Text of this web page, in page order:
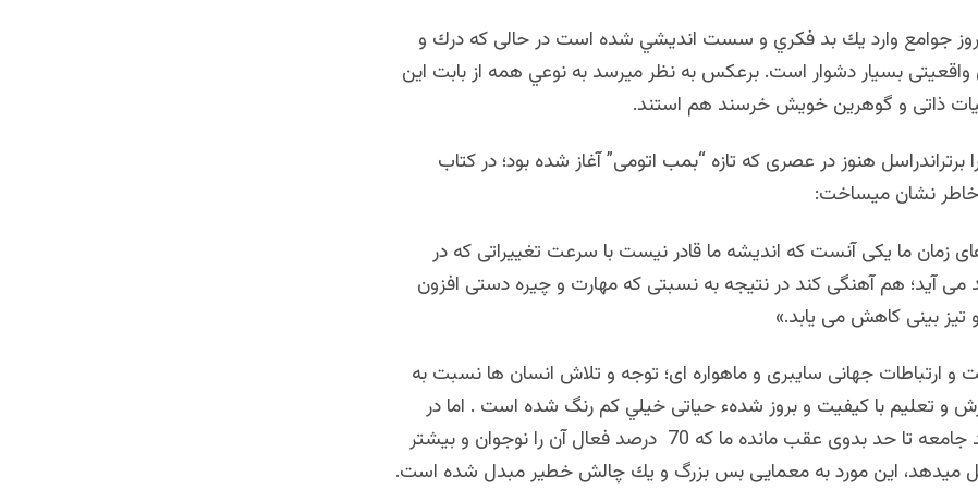
جوامع وارد يك بد فكري و سست انديشي شده است در حالی كه درك و
بسيار دشوار است. برعکس به نظر میرسد به نوعي همه از بابت اين
ذاتی و گوهرین خویش خرسند هم استند.
برتراندراسل هنوز در عصری که تازه “بمب اتومی” آغاز شده بود؛ در کتاب
خاطر نشان میساخت:
زمان ما یکی آنست که اندیشه ما قادر نیست با سرعت تغییراتی که در
می آید؛ هم آهنگی کند در نتیجه به نسبتی که مهارت و چیره دستی افزون
تیز بینی کاهش می یابد.»
و ارتباطات جهانی سایبری و ماهواره ای؛ توجه و تلاش انسان ها نسبت به
و تعليم با کیفیت و بروز شدهء حیاتی خيلي كم رنگ شده است . اما در
جوامعی مانند جامعه تا حد بدوی عقب مانده ما كه 70 درصد فعال آن را نوجوان و بيشتر
ميدهد، این مورد به معمايی بس بزرگ و يك چالش خطیر مبدل شده است.